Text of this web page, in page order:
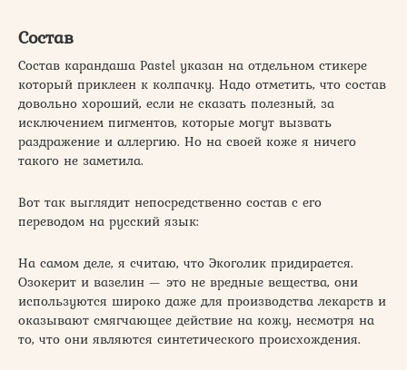
Состав
Состав карандаша Pastel указан на отдельном стикере
который приклеен к колпачку. Надо отметить, что состав
довольно хороший, если не сказать полезный, за
исключением пигментов, которые могут вызвать
раздражение и аллергию. Но на своей коже я ничего
такого не заметила.
Вот так выглядит непосредственно состав с его
переводом на русский язык:
На самом деле, я считаю, что Экоголик придирается.
Озокерит и вазелин — это не вредные вещества, они
используются широко даже для производства лекарств и
оказывают смягчающее действие на кожу, несмотря на
то, что они являются синтетического происхождения.